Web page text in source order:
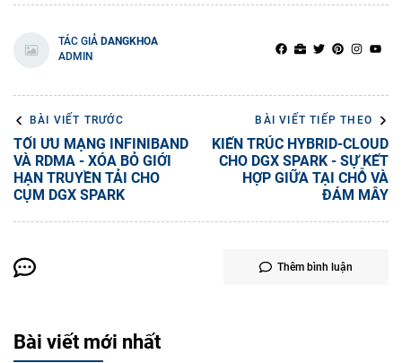
TÁC GIẢ DANGKHOA
ADMIN
BÀI VIẾT TRƯỚC
TỐI ƯU MẠNG INFINIBAND
VÀ RDMA - XÓA BỎ GIỚI
HẠN TRUYỀN TẢI CHO
CỤM DGX SPARK
BÀI VIẾT TIẾP THEO
KIẾN TRÚC HYBRID-CLOUD
CHO DGX SPARK - SỰ KẾT
HỢP GIỮA TẠI CHỖ VÀ
ĐÁM MÂY
Thêm bình luận
Bài viết mới nhất